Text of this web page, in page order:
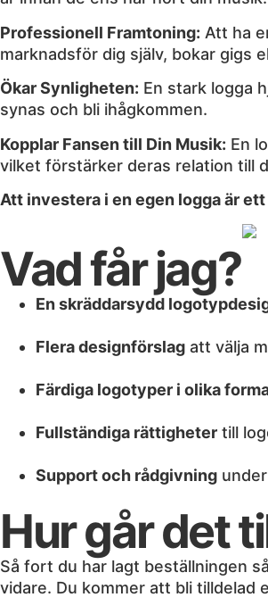
Professionell Framtoning: Att ha
marknadsför dig själv, bokar gigs
Ökar Synligheten: En stark logga
synas och bli ihågkommen.
Kopplar Fansen till Din Musik: En
vilket förstärker deras relation till
Att investera i en egen logga är
Vad får jag?
En skräddarsydd
Flera designförslag att välja
Färdiga logotyper i olika
Fullständiga rättigheter till
Support och rådgivning
Hur går det
Så fort du har lagt beställningen
vidare. Du kommer att bli tilldelad